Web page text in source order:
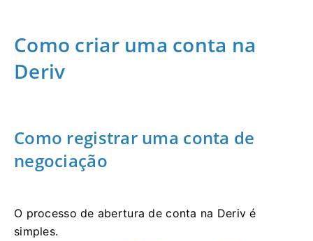
Como criar uma conta na
Deriv
Como registrar uma conta de
negociação
O processo de abertura de conta na Deriv é
simples.